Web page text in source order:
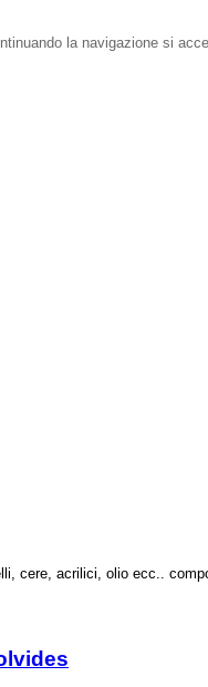
la navigazione si
cere, acrilici, olio ecc..